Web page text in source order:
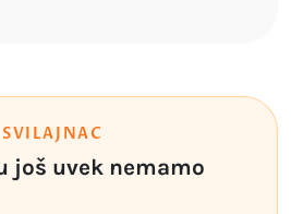
još uvek nemamo